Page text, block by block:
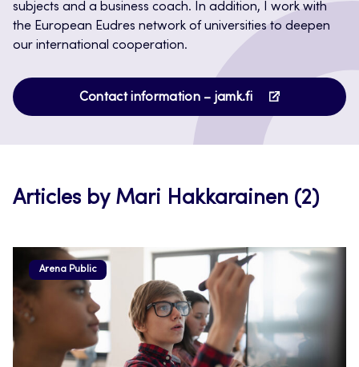
subjects and a business coach. In addition, I work with
the European Eudres network of universities to deepen
our international cooperation.
Contact information – jamk.fi
Opens
in
Articles by Mari Hakkarainen (2)
Arena Public